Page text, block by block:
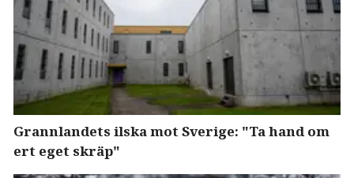
Grannlandets ilska mot Sverige: "Ta hand om
ert eget skräp"